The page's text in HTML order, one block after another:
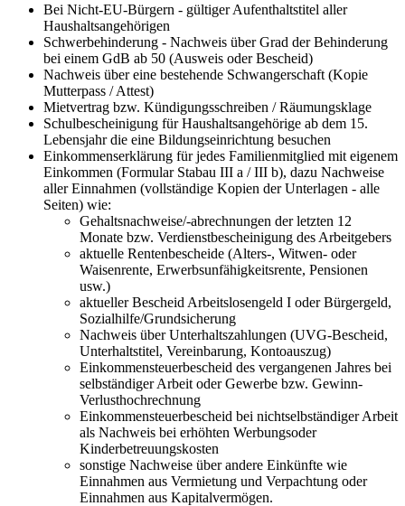
Bei Nicht-EU-Bürgern - gültiger Aufenthaltstitel aller
Haushaltsangehörigen
Schwerbehinderung - Nachweis über Grad der Behinderung
bei einem GdB ab 50 (Ausweis oder Bescheid)
Nachweis über eine bestehende Schwangerschaft (Kopie
Mutterpass / Attest)
Mietvertrag bzw. Kündigungsschreiben / Räumungsklage
Schulbescheinigung für Haushaltsangehörige ab dem 15.
Lebensjahr die eine Bildungseinrichtung besuchen
Einkommenserklärung für jedes Familienmitglied mit eigenem
Einkommen (Formular Stabau III a / III b), dazu Nachweise
aller Einnahmen (vollständige Kopien der Unterlagen - alle
Seiten) wie:
Gehaltsnachweise/-abrechnungen der letzten 12
Monate bzw. Verdienstbescheinigung des Arbeitgebers
aktuelle Rentenbescheide (Alters-, Witwen- oder
Waisenrente, Erwerbsunfähigkeitsrente, Pensionen
usw.)
aktueller Bescheid Arbeitslosengeld I oder Bürgergeld,
Sozialhilfe/Grundsicherung
Nachweis über Unterhaltszahlungen (UVG-Bescheid,
Unterhaltstitel, Vereinbarung, Kontoauszug)
Einkommensteuerbescheid des vergangenen Jahres bei
selbständiger Arbeit oder Gewerbe bzw. Gewinn-
Verlusthochrechnung
Einkommensteuerbescheid bei nichtselbständiger Arbeit
als Nachweis bei erhöhten Werbungsoder
Kinderbetreuungskosten
sonstige Nachweise über andere Einkünfte wie
Einnahmen aus Vermietung und Verpachtung oder
Einnahmen aus Kapitalvermögen.